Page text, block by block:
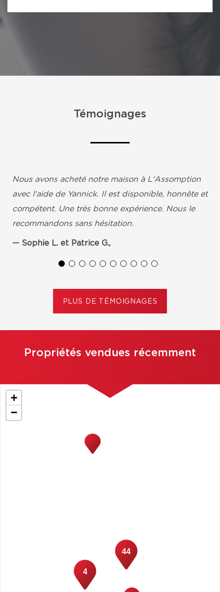
Témoignages
Nous avons acheté notre maison à L'Assomption
avec l'aide de Yannick. Il est disponible, honnête et
compétent. Une très bonne expérience. Nous le
recommandons sans hésitation.
Sophie L. et Patrice G.,
PLUS DE TÉMOIGNAGES
Propriétés vendues récemment
4
44
+
−